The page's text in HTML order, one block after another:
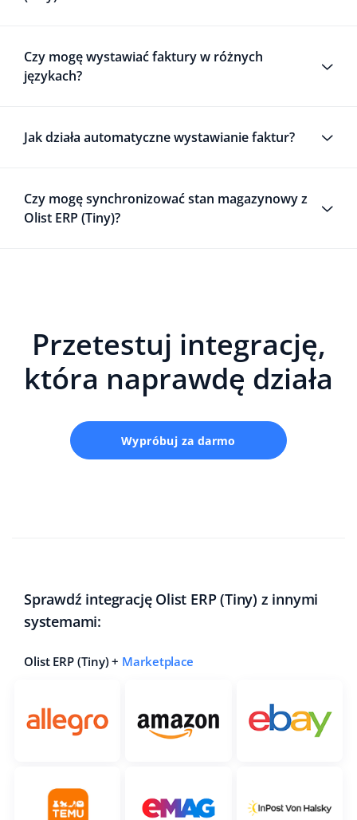
Czy mogę wystawiać faktury w różnych
językach?
Jak działa automatyczne wystawianie faktur?
Czy mogę synchronizować stan magazynowy z
Olist ERP (Tiny)?
Przetestuj integrację,
która naprawdę działa
Wypróbuj za darmo
Sprawdź integrację Olist ERP (Tiny) z innymi
systemami:
Olist ERP (Tiny) + Marketplace